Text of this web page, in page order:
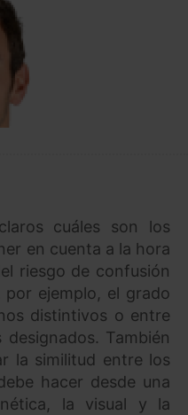
cuáles son los
en cuenta a la hora
riesgo de confusión
ejemplo, el grado
distintivos o entre
También
la similitud entre los
hacer desde una
la visual y la